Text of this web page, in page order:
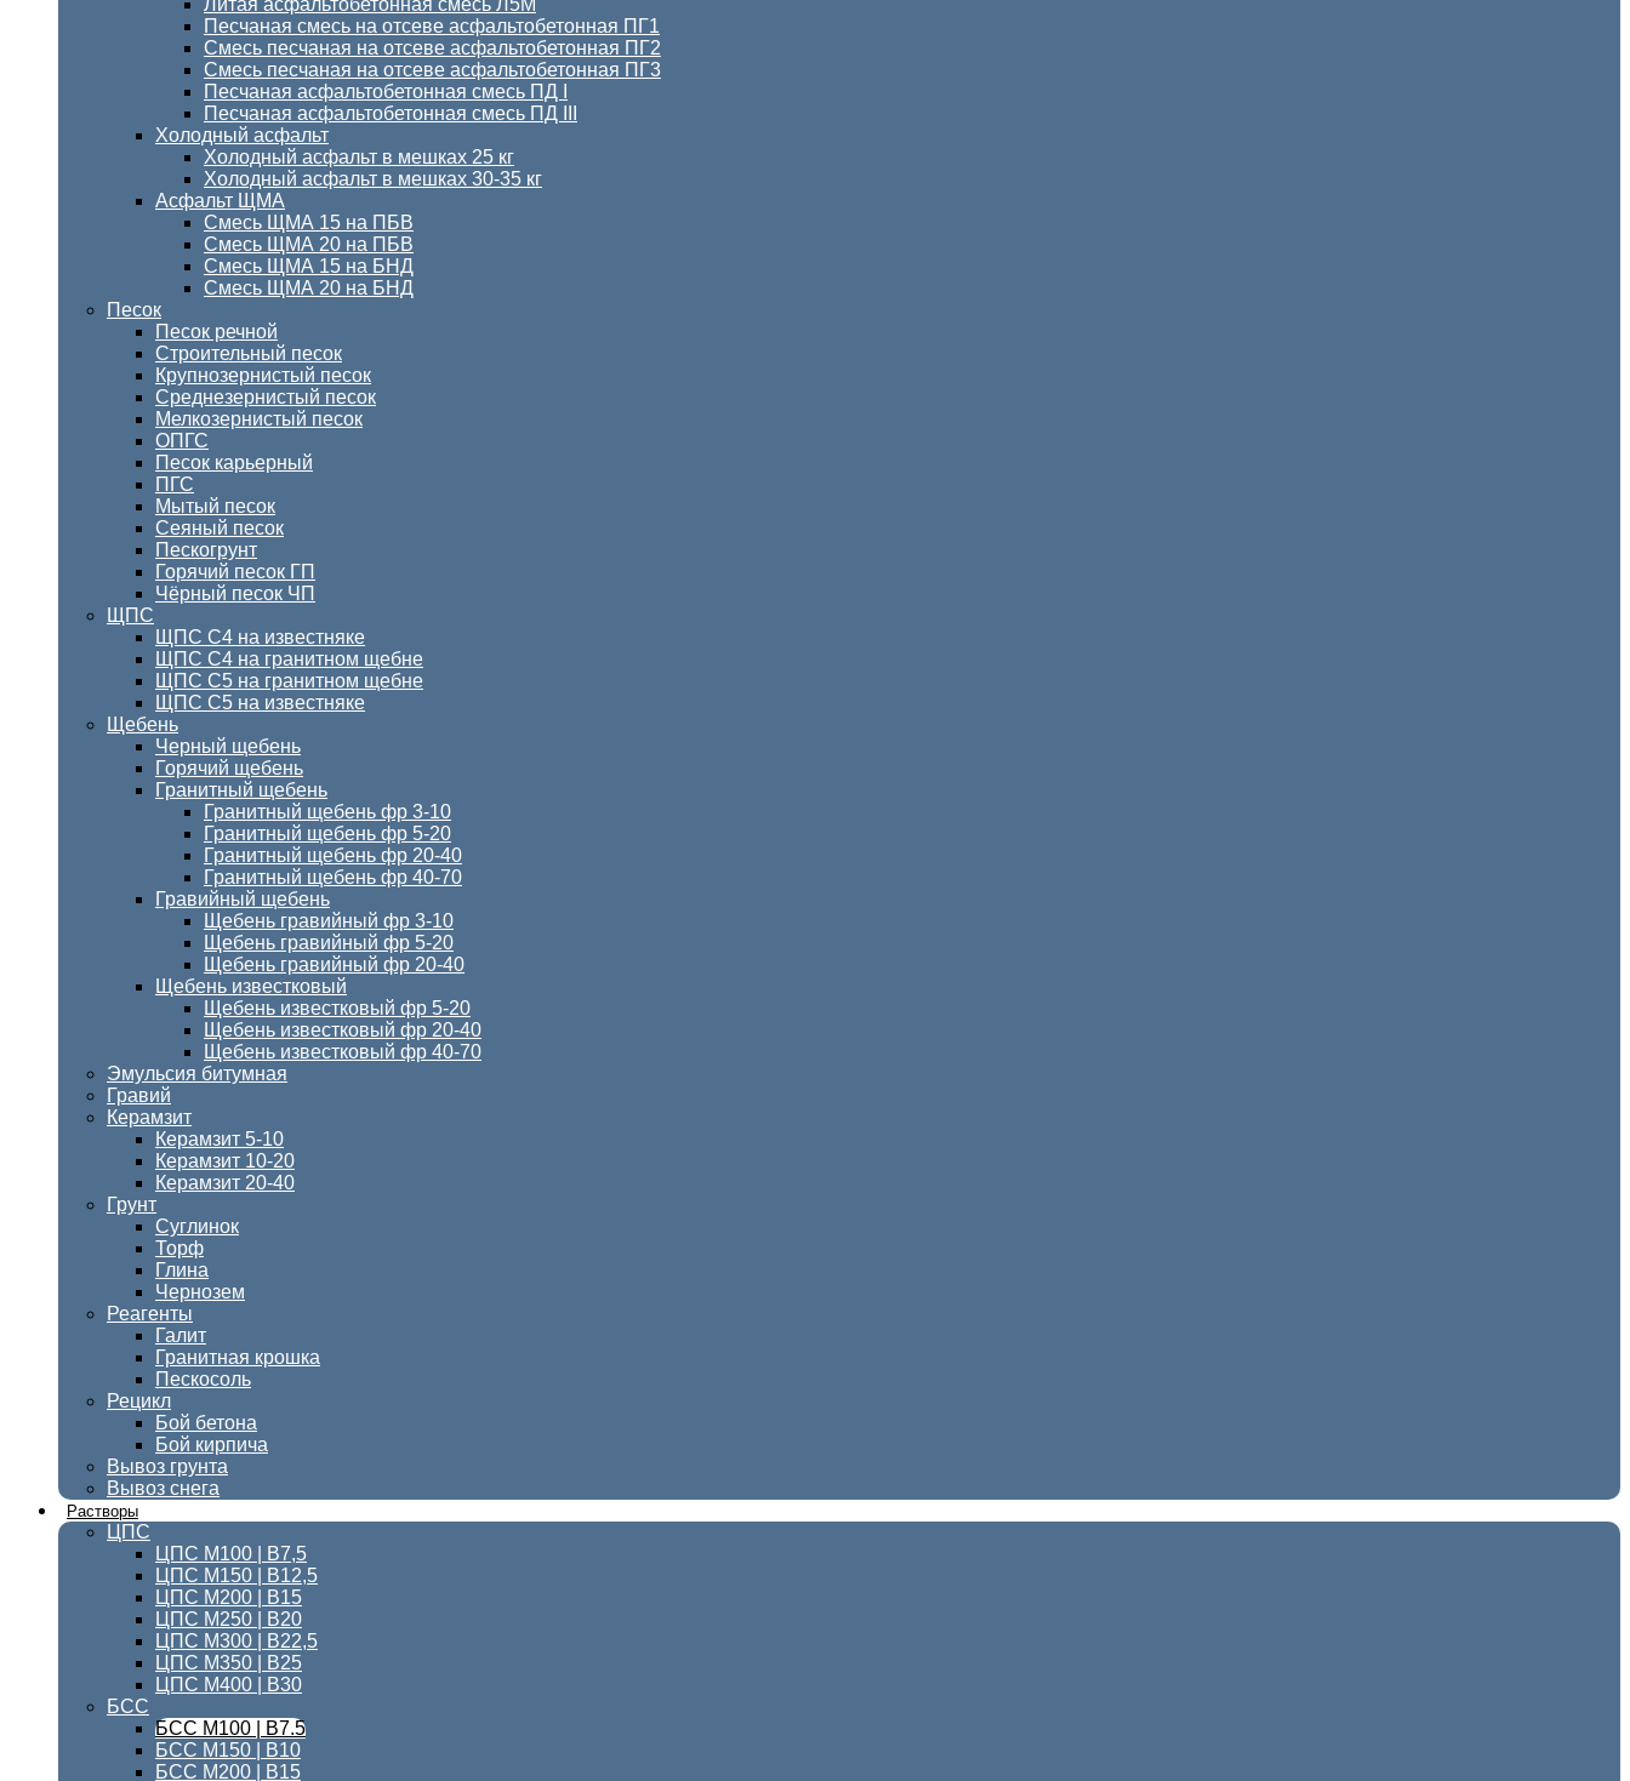
Литая асфальтобетонная смесь Л5М
Песчаная смесь на отсеве асфальтобетонная ПГ1
Смесь песчаная на отсеве асфальтобетонная ПГ2
Смесь песчаная на отсеве асфальтобетонная ПГ3
Песчаная асфальтобетонная смесь ПД I
Песчаная асфальтобетонная смесь ПД III
Холодный асфальт
Холодный асфальт в мешках 25 кг
Холодный асфальт в мешках 30-35 кг
Асфальт ЩМА
Смесь ЩМА 15 на ПБВ
Смесь ЩМА 20 на ПБВ
Смесь ЩМА 15 на БНД
Смесь ЩМА 20 на БНД
Песок
Песок речной
Строительный песок
Крупнозернистый песок
Среднезернистый песок
Мелкозернистый песок
ОПГС
Песок карьерный
ПГС
Мытый песок
Сеяный песок
Пескогрунт
Горячий песок ГП
Чёрный песок ЧП
ЩПС
ЩПС С4 на известняке
ЩПС С4 на гранитном щебне
ЩПС С5 на гранитном щебне
ЩПС С5 на известняке
Щебень
Черный щебень
Горячий щебень
Гранитный щебень
Гранитный щебень фр 3-10
Гранитный щебень фр 5-20
Гранитный щебень фр 20-40
Гранитный щебень фр 40-70
Гравийный щебень
Щебень гравийный фр 3-10
Щебень гравийный фр 5-20
Щебень гравийный фр 20-40
Щебень известковый
Щебень известковый фр 5-20
Щебень известковый фр 20-40
Щебень известковый фр 40-70
Эмульсия битумная
Гравий
Керамзит
Керамзит 5-10
Керамзит 10-20
Керамзит 20-40
Грунт
Суглинок
Торф
Глина
Чернозем
Реагенты
Галит
Гранитная крошка
Пескосоль
Рецикл
Бой бетона
Бой кирпича
Вывоз грунта
Вывоз снега
Растворы
ЦПС
ЦПС М100 | B7,5
ЦПС М150 | В12,5
ЦПС М200 | В15
ЦПС М250 | В20
ЦПС М300 | B22,5
ЦПС М350 | В25
ЦПС M400 | B30
БСС
БСС М100 | B7.5
БСС М150 | В10
БСС М200 | В15